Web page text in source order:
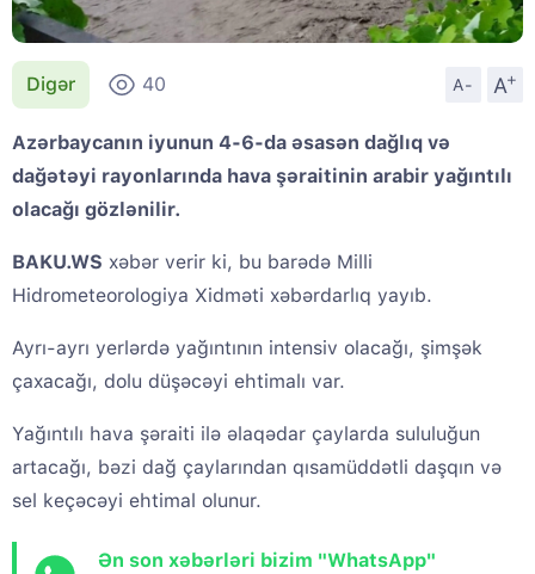
Digər 40 A- A
+
Azərbaycanın iyunun 4-6-da əsasən dağlıq və
dağətəyi rayonlarında hava şəraitinin arabir yağıntılı
olacağı gözlənilir.
BAKU.WS xəbər verir ki, bu barədə Milli
Hidrometeorologiya Xidməti xəbərdarlıq yayıb.
Ayrı-ayrı yerlərdə yağıntının intensiv olacağı, şimşək
çaxacağı, dolu düşəcəyi ehtimalı var.
Yağıntılı hava şəraiti ilə əlaqədar çaylarda sululuğun
artacağı, bəzi dağ çaylarından qısamüddətli daşqın və
sel keçəcəyi ehtimal olunur.
Ən son xəbərləri bizim "WhatsApp"